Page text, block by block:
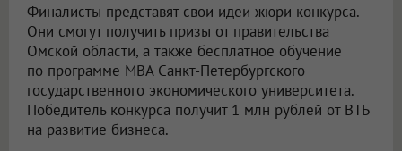
Финалисты представят свои идеи жюри конкурса.
Они смогут получить призы от правительства
Омской области, а также бесплатное обучение
по программе MBA Санкт-Петербургского
государственного экономического университета.
Победитель конкурса получит 1 млн рублей от ВТБ
на развитие бизнеса.